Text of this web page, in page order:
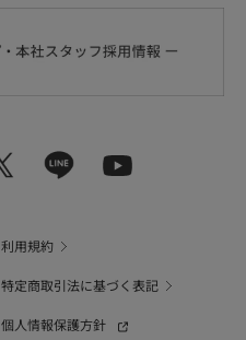
利用規約
特定商取引法に基づく表記
個人情報保護方針